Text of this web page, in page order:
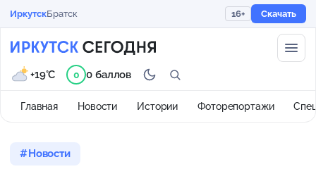
ИркутскБратск 16+ Скачать
Главная Новости Истории Фоторепортажи
+19°C 0 0 баллов
Новости